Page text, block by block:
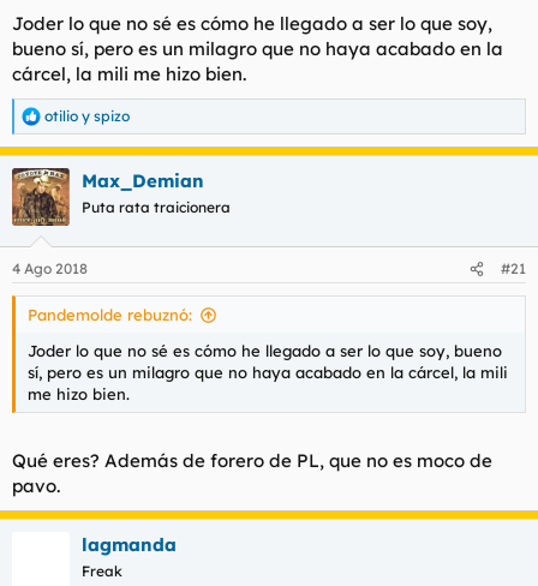
Joder lo que no sé es cómo he llegado a ser lo que soy,
bueno sí, pero es un milagro que no haya acabado en la
cárcel, la mili me hizo bien.
R
e
a
c
c
i
e
s
otilio y spizo
Max_Demian
Puta rata traicionera
4 Ago 2018 #21
Pandemolde rebuznó:
Joder lo que no sé es cómo he llegado a ser lo que soy, bueno
sí, pero es un milagro que no haya acabado en la cárcel, la mili
me hizo bien.
Qué eres? Además de forero de PL, que no es moco de
pavo.
lagmanda
Freak